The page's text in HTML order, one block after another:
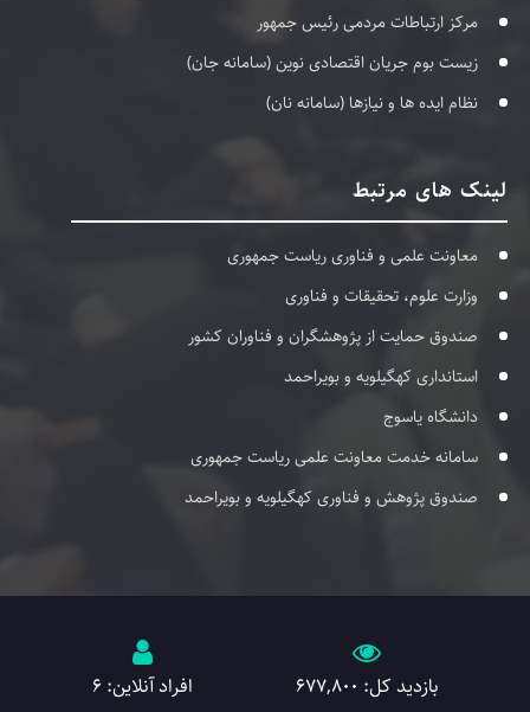
مرکز ارتباطات مردمی رئیس جمهور
زیست بوم جریان اقتصادی نوین (سامانه جان)
نظام ایده ها و نیازها (سامانه نان)
لینک های مرتبط
معاونت علمی و فناوری ریاست جمهوری
وزارت علوم، تحقیقات و فناوری
صندوق حمایت از پژوهشگران و فناوران کشور
استانداری کهگیلویه و بویراحمد
دانشگاه یاسوج
سامانه خدمت معاونت علمی ریاست جمهوری
صندوق پژوهش و فناوری کهگیلویه و بویراحمد
بازدید کل: 677,800 افراد آنلاین: 6